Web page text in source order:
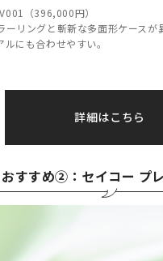
（396,000円）
ーリングと斬新な多面形ケースが
ルにも合わせやすい。
詳細はこちら
おすすめ②：セイコー プ